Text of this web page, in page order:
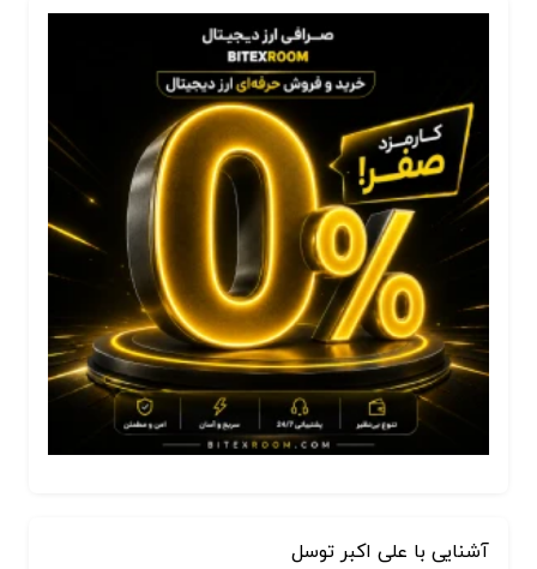
آشنایی با علی اکبر توسل